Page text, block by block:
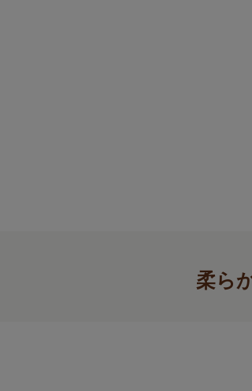
柔ら